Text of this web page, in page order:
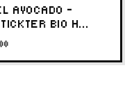
AVOCADO –
BIO H...